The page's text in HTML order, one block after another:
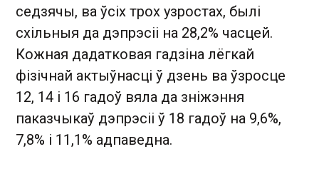
седзячы, ва ўсіх трох узростах, былі
схільныя да дэпрэсіі на 28,2% часцей.
Кожная дадатковая гадзіна лёгкай
фізічнай актыўнасці ў дзень ва ўзросце
12, 14 і 16 гадоў вяла да зніжэння
паказчыкаў дэпрэсіі ў 18 гадоў на 9,6%,
7,8% і 11,1% адпаведна.